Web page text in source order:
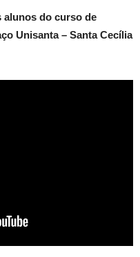
alunos do curso de
Unisanta – Santa Cecília